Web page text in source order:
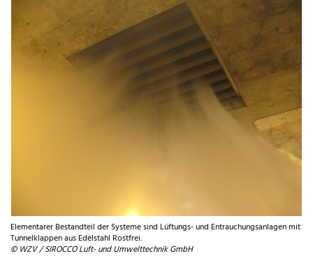
Elementarer Bestandteil der Systeme sind Lüftungs- und Entrauchungsanlagen mit
Tunnelklappen aus Edelstahl Rostfrei.
© WZV / SIROCCO Luft- und Umwelttechnik GmbH